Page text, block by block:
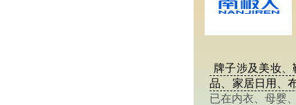
牌子涉及美妆
品、家居日用、
已在内衣、母婴